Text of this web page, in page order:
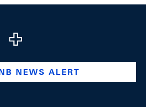
company/swiss-national-
www.youtube.com/@swissnationalbank
NEWS ALERT